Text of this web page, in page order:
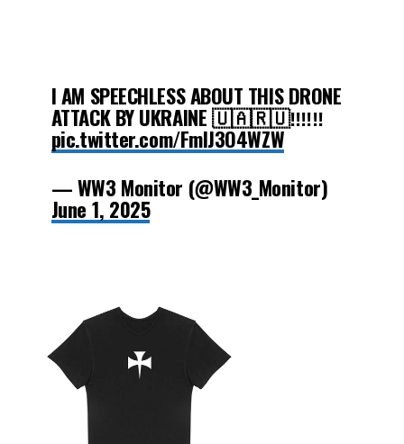
I AM SPEECHLESS ABOUT THIS DRONE
ATTACK BY UKRAINE 🇺🇦🇷🇺‼️‼️‼️
pic.twitter.com/FmlJ3O4WZW
— WW3 Monitor (@WW3_Monitor)
June 1, 2025